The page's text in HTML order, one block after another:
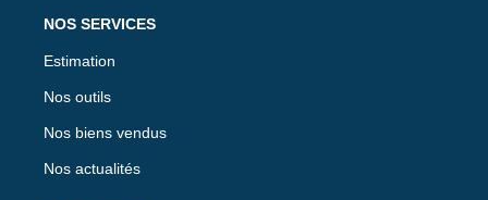
NOS SERVICES
Estimation
Nos outils
Nos biens vendus
Nos actualités